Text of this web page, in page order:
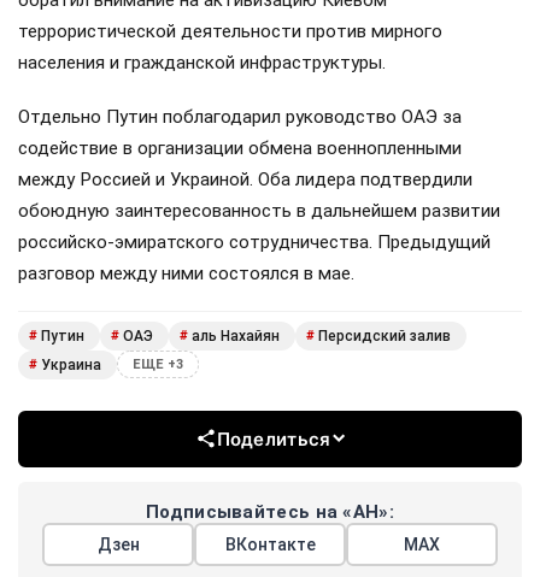
террористической деятельности против мирного
населения и гражданской инфраструктуры.
Отдельно Путин поблагодарил руководство ОАЭ за
содействие в организации обмена военнопленными
между Россией и Украиной. Оба лидера подтвердили
обоюдную заинтересованность в дальнейшем развитии
российско-эмиратского сотрудничества. Предыдущий
разговор между ними состоялся в мае.
# Путин # ОАЭ # аль Нахайян # Персидский залив
# Украина ЕЩЕ +3
Поделиться
Подписывайтесь на «АН»:
Дзен ВКонтакте МАХ